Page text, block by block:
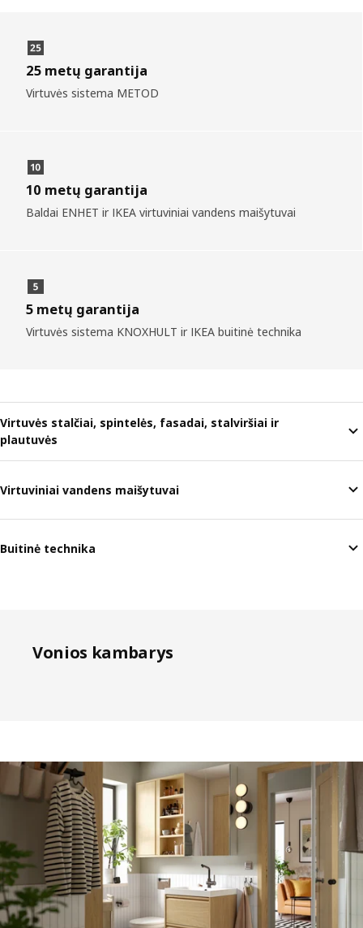
25 metų garantija
Virtuvės sistema METOD
10 metų garantija
Baldai ENHET ir IKEA virtuviniai vandens maišytuvai
5 metų garantija
Virtuvės sistema KNOXHULT ir IKEA buitinė technika
Virtuvės stalčiai, spintelės, fasadai, stalviršiai ir
plautuvės
Virtuviniai vandens maišytuvai
Buitinė technika
Vonios kambarys